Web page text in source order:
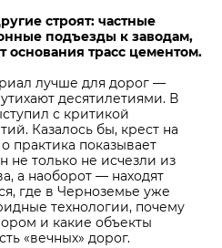
строят: частные
подъезды к заводам,
трасс цементом.
лучше для дорог —
десятилетиями. В
с критикой
Казалось бы, крест на
практика показывает
не только не исчезли из
а наоборот — находят
где в Черноземье уже
технологии, почему
и какие объекты
«вечных» дорог.